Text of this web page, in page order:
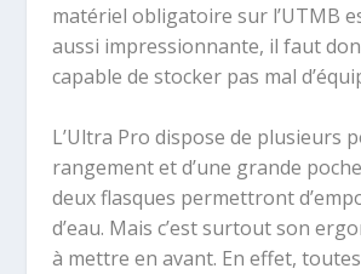
matériel obligatoire sur l’UTMB
aussi impressionnante, il faut
capable de stocker pas mal
L’Ultra Pro dispose de plusieurs
rangement et d’une grande
deux flasques permettront
d’eau. Mais c’est surtout son
à mettre en avant. En effet,